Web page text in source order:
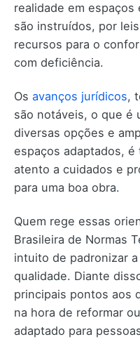
realidade em
são instruídos, por
recursos para o
com deficiência.
Os avanços jurídicos,
são notáveis, o que é
diversas opções e
espaços adaptados,
atento a cuidados e
para uma boa obra.
Quem rege essas
Brasileira de Normas
intuito de padronizar
qualidade. Diante
principais pontos aos
na hora de reformar
adaptado para